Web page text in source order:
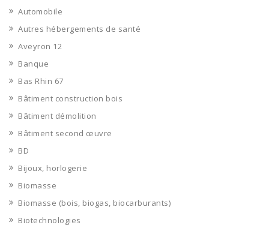
Automobile
Autres hébergements de santé
Aveyron 12
Banque
Bas Rhin 67
Bâtiment construction bois
Bâtiment démolition
Bâtiment second œuvre
BD
Bijoux, horlogerie
Biomasse
Biomasse (bois, biogas, biocarburants)
Biotechnologies